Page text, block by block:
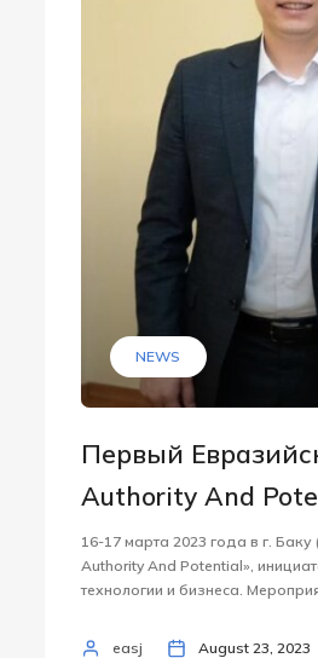
NEWS
Первый
Authority And
16-17 марта 2023 года в г.
Authority And Potential»,
технологии и бизнеса.
easj August 23, 2023